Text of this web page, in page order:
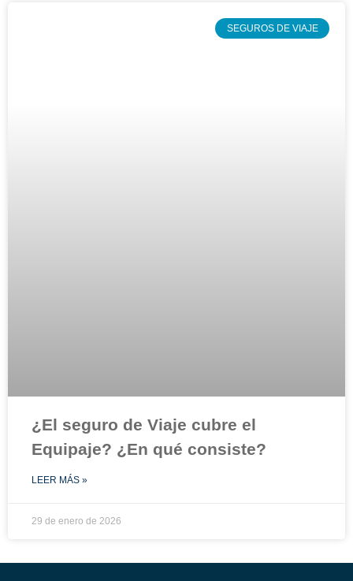
SEGUROS DE VIAJE
¿El seguro de Viaje cubre el
Equipaje? ¿En qué consiste?
LEER MÁS »
29 de enero de 2026